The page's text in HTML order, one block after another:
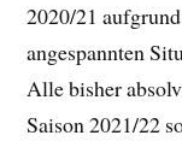
2020/21
angespannten
Alle bisher
Saison 2021/22